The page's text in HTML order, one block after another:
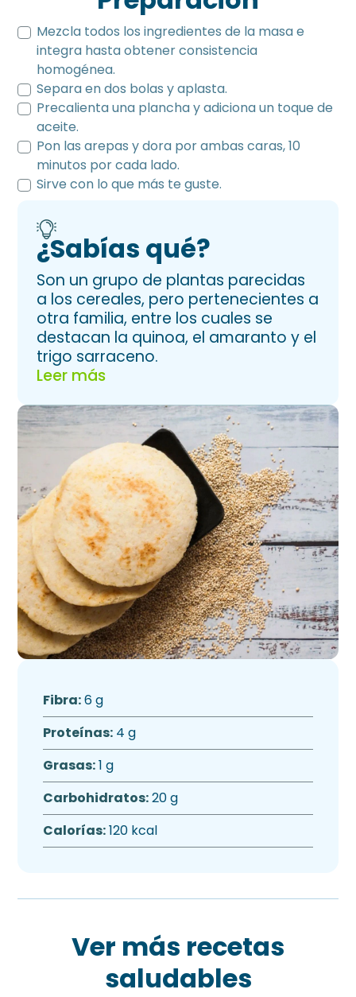
Mezcla todos los ingredientes de la masa e
integra hasta obtener consistencia
homogénea.
Separa en dos bolas y aplasta.
Precalienta una plancha y adiciona un toque de
aceite.
Pon las arepas y dora por ambas caras, 10
minutos por cada lado.
Sirve con lo que más te guste.
¿Sabías qué?
Son un grupo de plantas parecidas
a los cereales, pero pertenecientes a
otra familia, entre los cuales se
destacan la quinoa, el amaranto y el
trigo sarraceno.
Leer más
Fibra:6 g
Proteínas: 4 g
Grasas:1 g
Carbohidratos:20 g
Calorías:120 kcal
Ver más recetas
saludables